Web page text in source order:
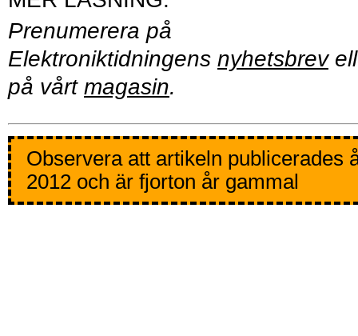
Prenumerera på
Elektroniktidningens nyhetsbrev
på vårt magasin.
Observera att artikeln publicerades
2012 och är fjorton år gammal